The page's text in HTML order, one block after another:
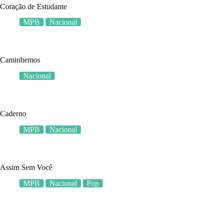
Coração de Estudante
MPB
Nacional
Caminhemos
Nacional
Caderno
MPB
Nacional
Assim Sem Você
MPB
Nacional Pop